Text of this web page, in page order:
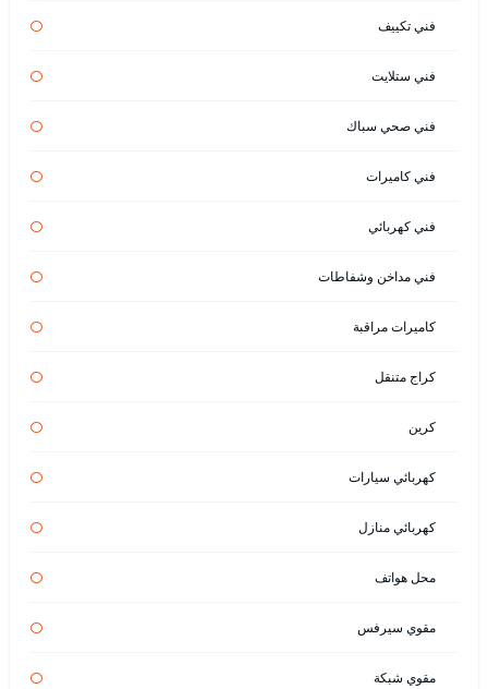
فني تكييف
فني ستلايت
فني صحي سباك
فني كاميرات
فني كهربائي
فني مداخن وشفاطات
كاميرات مراقبة
كراج متنقل
كرين
كهربائي سيارات
كهربائي منازل
محل هواتف
مقوي سيرفس
مقوي شبكة